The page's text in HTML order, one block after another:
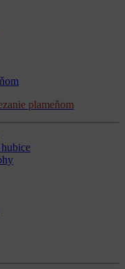
plameňom